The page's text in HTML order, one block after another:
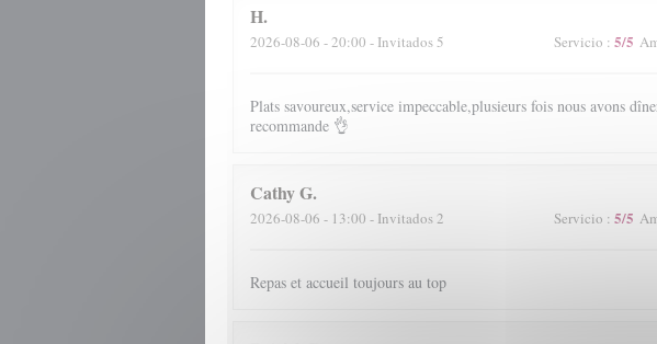
H
2026-08-06 - 20:00 - Invitados 5 Servicio : 5/5
Plats savoureux,service impeccable,plusieurs fois nous avons
recommande 👌
CathyG
2026-08-06 - 13:00 - Invitados 2 Servicio : 5/5
Repas et accueil toujours au top